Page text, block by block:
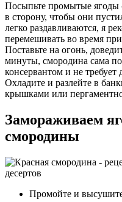
Посыпьте промытые ягоды
в сторону, чтобы они
легко раздавливаются, я
перемешивать во время
Поставьте на огонь,
минуты, смородина сама
консервантом и не требует
Охладите и разлейте в
крышками или
Замораживаем
смородины
Промойте и